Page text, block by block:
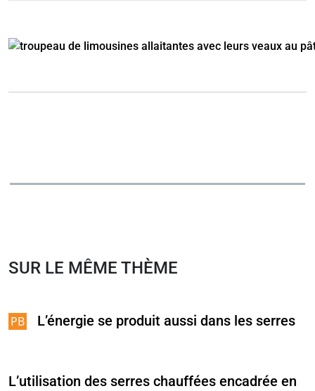
SUR LE MÊME THÈME
L’énergie se produit aussi dans les serres
L’utilisation des serres chauffées encadrée en